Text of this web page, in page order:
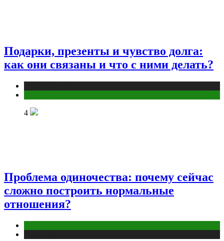
Подарки, презенты и чувство долга:
как они связаны и что с ними делать?
4
Проблема одиночества: почему сейчас
сложно построить нормальные
отношения?